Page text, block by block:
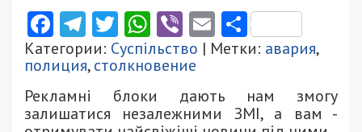
Facebook
Telegram
Twitter
WhatsApp
ViberEmail
Категории: Суспільство | Метки: авария,
полиция,столкновение
Рекламні блоки дають нам змогу
залишатися незалежними ЗМІ, а вам -